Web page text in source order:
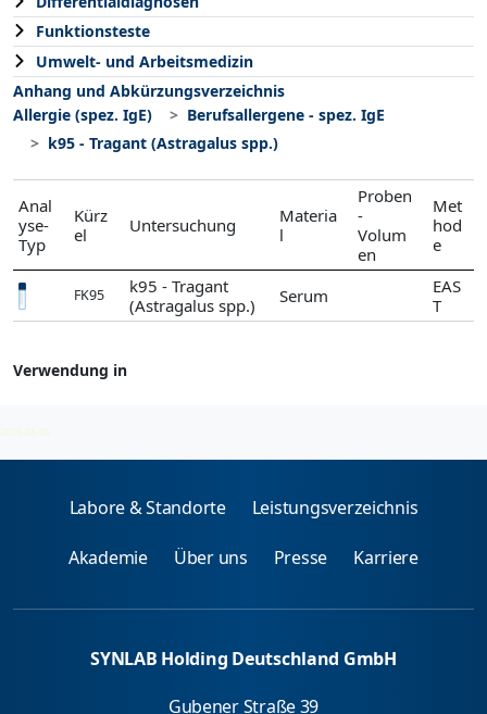
Funktionsteste
Umwelt- und Arbeitsmedizin
Anhang und Abkürzungsverzeichnis
Allergie (spez. IgE)
Berufsallergene - spez. IgE
k95 - Tragant (Astragalus spp.)
Anal
yse-
Typ
Kürz
el
Untersuchung
Materia
l
Proben
-
Volum
en
Met
hod
e
FK95
k95 - Tragant
(Astragalus spp.)
Serum
EAS
T
Verwendung in
2026-08-06
Labore & Standorte Leistungsverzeichnis
Akademie Über uns Presse Karriere
SYNLAB Holding Deutschland GmbH
Gubener Straße 39